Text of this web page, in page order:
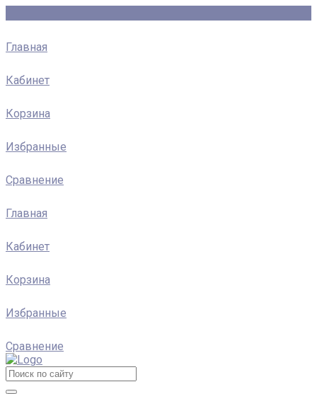
Главная
Кабинет
Корзина
Избранные
Сравнение
Главная
Кабинет
Корзина
Избранные
Сравнение